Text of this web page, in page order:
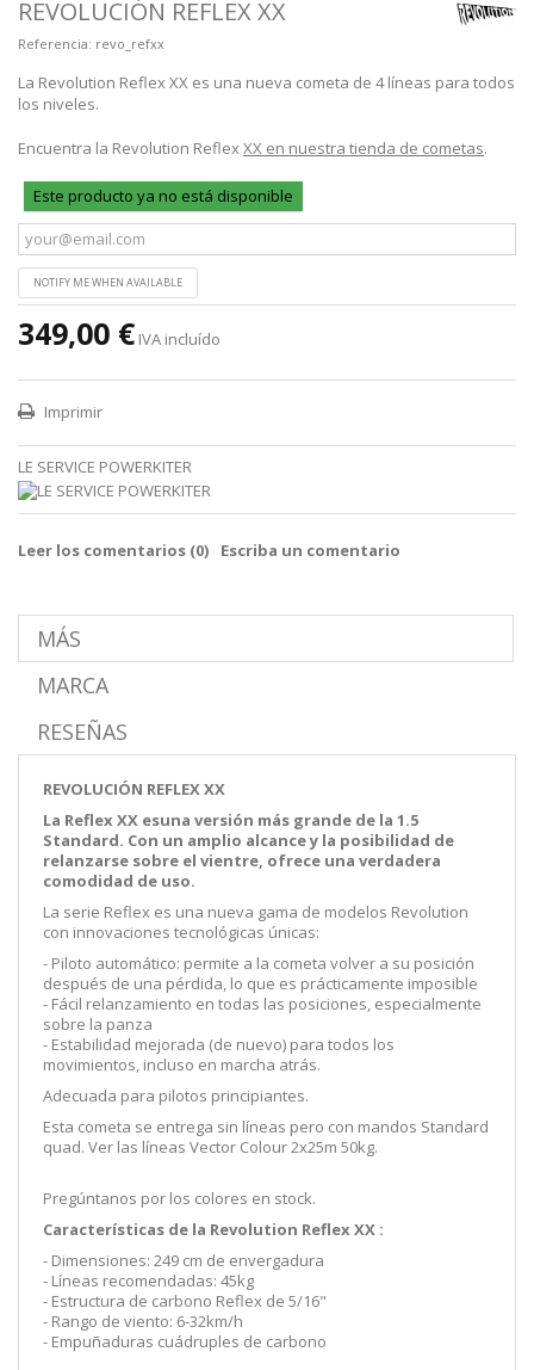
REVOLUCIÓN REFLEX XX
Referencia: revo_refxx
La Revolution Reflex XX es una nueva cometa de 4 líneas para todos
los niveles.
Encuentra la Revolution ReflexXX en nuestra tienda de cometas.
Este producto ya no está disponible
NOTIFY ME WHEN AVAILABLE
349,00 € IVA incluído
Imprimir
LE SERVICE POWERKITER
Leer los comentarios (0) Escriba un comentario
MÁS
MARCA
RESEÑAS
REVOLUCIÓN REFLEX XX
La Reflex XX esuna versión más grande de la 1.5
Standard. Con un amplio alcance y la posibilidad de
relanzarse sobre el vientre, ofrece una verdadera
comodidad de uso.
La serie Reflex es una nueva gama de modelos Revolution
con innovaciones tecnológicas únicas:
- Piloto automático: permite a la cometa volver a su posición
después de una pérdida, lo que es prácticamente imposible
- Fácil relanzamiento en todas las posiciones, especialmente
sobre la panza
- Estabilidad mejorada (de nuevo) para todos los
movimientos, incluso en marcha atrás.
Adecuada para pilotos principiantes.
Esta cometa se entrega sin líneas pero con mandos Standard
quad. Ver las líneas Vector Colour 2x25m 50kg.
Pregúntanos por los colores en stock.
Características de la Revolution Reflex XX :
- Dimensiones: 249 cm de envergadura
- Líneas recomendadas: 45kg
- Estructura de carbono Reflex de 5/16"
- Rango de viento: 6-32km/h
- Empuñaduras cuádruples de carbono